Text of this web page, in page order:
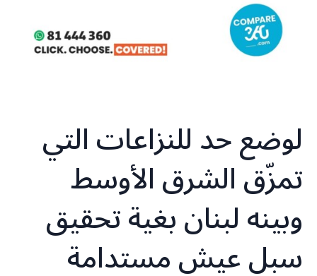
لوضع حد للنزاعات التي
تمزّق الشرق الأوسط
وبينه لبنان بغية تحقيق
سبل عيش مستدامة